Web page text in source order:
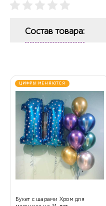
Состав товара:
ЦИФРЫ МЕНЯЮТСЯ
Букет с шарами Хром для